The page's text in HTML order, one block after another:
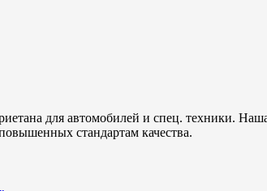
для автомобилей и спец. техники.
стандартам качества.